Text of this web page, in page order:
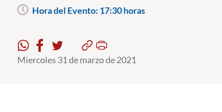
Postgrado
Formación Continua
Hora del Evento: 17:30 horas
Miercoles 31 de marzo de 2021